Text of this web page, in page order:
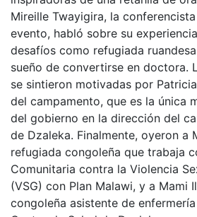
Mireille Twayigira, la
evento, habló sobre su
desafíos como refugiada
sueño de convertirse en doctora.
se sintieron motivadas por
del campamento, que es la única
del gobierno en la dirección del
de Dzaleka. Finalmente, oyeron a
refugiada congoleña que trabaja
Comunitaria contra la Violencia
(VSG) con Plan Malawi, y a Mami
congoleña asistente de